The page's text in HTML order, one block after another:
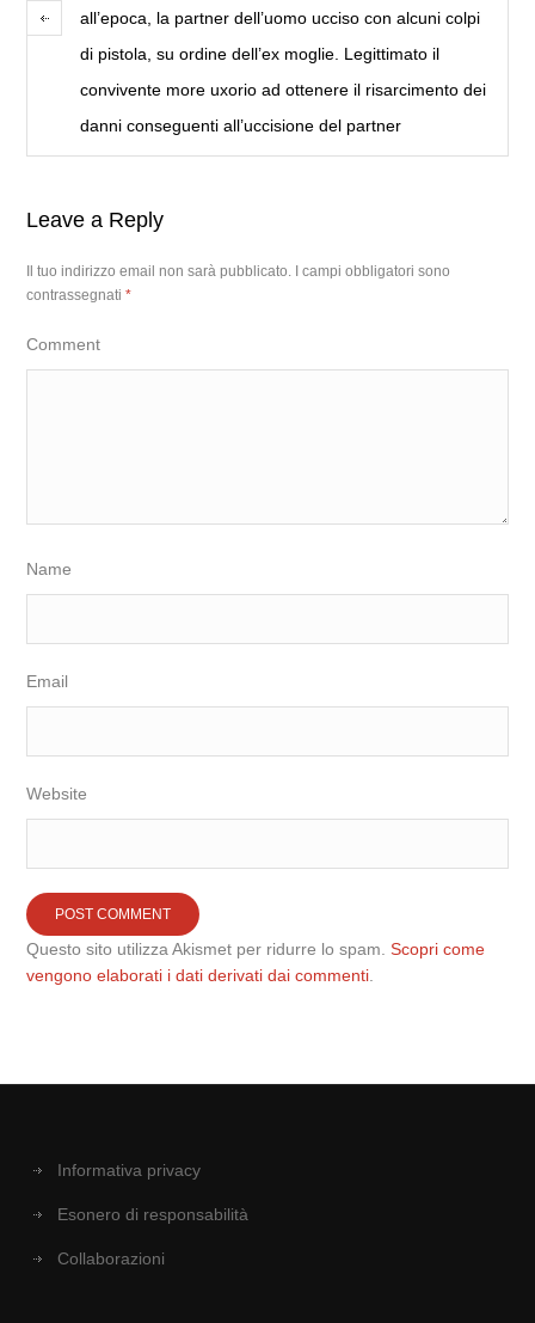
all’epoca, la partner dell’uomo ucciso con alcuni colpi
di pistola, su ordine dell’ex moglie. Legittimato il
convivente more uxorio ad ottenere il risarcimento dei
danni conseguenti all’uccisione del partner
Leave a Reply
Il tuo indirizzo email non sarà pubblicato.
I campi obbligatori sono
contrassegnati*
Comment
Name
Email
Website
Questo sito utilizza Akismet per ridurre lo spam.Scopri come
vengono elaborati i dati derivati dai commenti
Informativa privacy
Esonero di responsabilità
Collaborazioni